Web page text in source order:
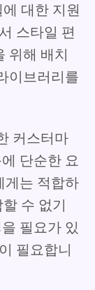
대한 지원
스타일 편
위해 배치
이브러리를
커스터마
단순한 요
게는 적합하
수 없기
필요가 있
필요합니